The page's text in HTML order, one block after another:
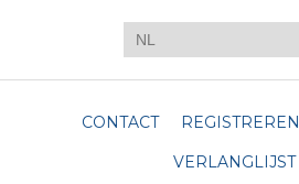
CONTACT REGISTREREN
VERLANGLIJST